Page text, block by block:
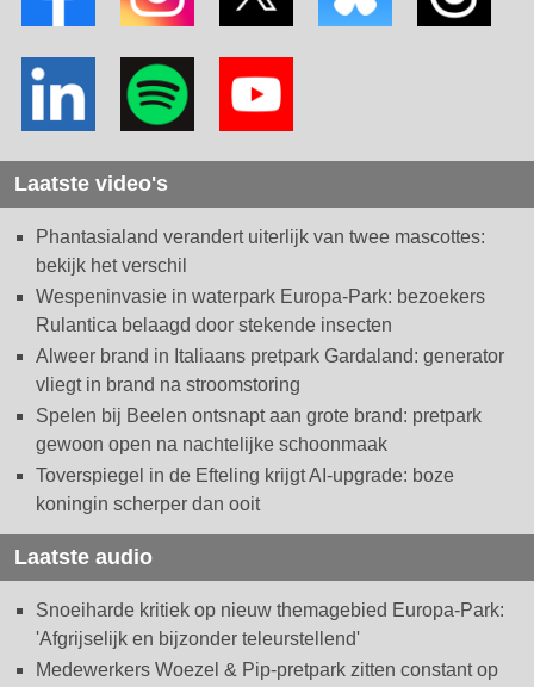
Laatste video's
Phantasialand verandert uiterlijk van twee mascottes:
bekijk het verschil
Wespeninvasie in waterpark Europa-Park: bezoekers
Rulantica belaagd door stekende insecten
Alweer brand in Italiaans pretpark Gardaland: generator
vliegt in brand na stroomstoring
Spelen bij Beelen ontsnapt aan grote brand: pretpark
gewoon open na nachtelijke schoonmaak
Toverspiegel in de Efteling krijgt AI-upgrade: boze
koningin scherper dan ooit
Laatste audio
Snoeiharde kritiek op nieuw themagebied Europa-Park:
'Afgrijselijk en bijzonder teleurstellend'
Medewerkers Woezel & Pip-pretpark zitten constant op